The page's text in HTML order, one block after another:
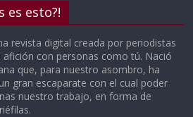
es esto?!
revista digital creada por periodistas
con personas como tú. Nació
que, para nuestro asombro, ha
gran escaparate con el cual poder
nuestro trabajo, en forma de